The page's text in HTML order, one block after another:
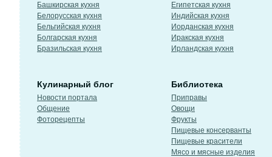
Башкирская кухня
Белорусская кухня
Бельгийская кухня
Болгарская кухня
Бразильская кухня
Египетская кухня
Индийская кухня
Иорданская кухня
Иракская кухня
Ирландская кухня
Кулинарный блог
Новости портала
Общение
Фоторецепты
Библиотека
Приправы
Овощи
Фрукты
Пищевые консерванты
Пищевые красители
Мясо и мясные изделия